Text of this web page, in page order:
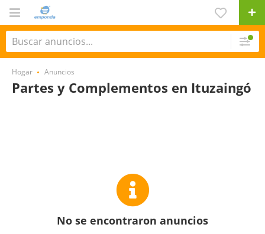
Hogar Anuncios
Partes y Complementos en Ituzaingó
No se encontraron anuncios